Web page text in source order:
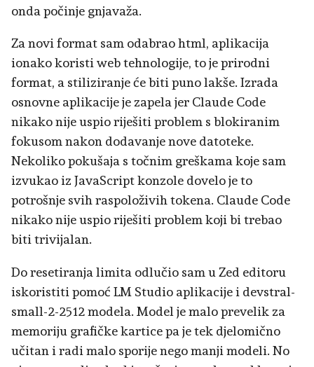
onda počinje gnjavaža.
Za novi format sam odabrao html, aplikacija
ionako koristi web tehnologije, to je prirodni
format, a stiliziranje će biti puno lakše. Izrada
osnovne aplikacije je zapela jer Claude Code
nikako nije uspio riješiti problem s blokiranim
fokusom nakon dodavanje nove datoteke.
Nekoliko pokušaja s točnim greškama koje sam
izvukao iz JavaScript konzole dovelo je to
potrošnje svih raspoloživih tokena. Claude Code
nikako nije uspio riješiti problem koji bi trebao
biti trivijalan.
Do resetiranja limita odlučio sam u Zed editoru
iskoristiti pomoć LM Studio aplikacije i devstral-
small-2-2512 modela. Model je malo prevelik za
memoriju grafičke kartice pa je tek djelomično
učitan i radi malo sporije nego manji modeli. No